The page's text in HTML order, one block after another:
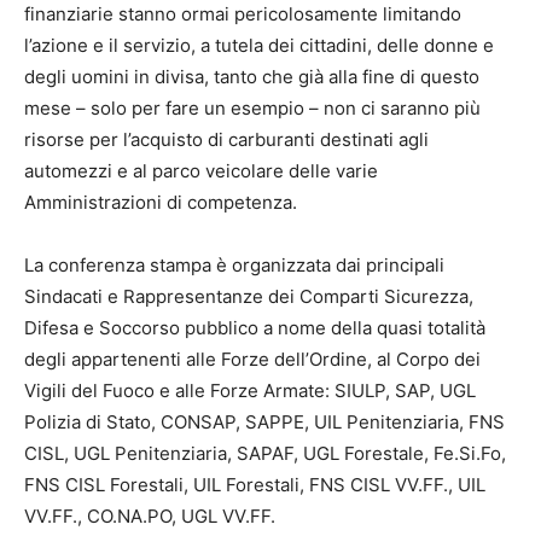
finanziarie stanno ormai pericolosamente limitando
l’azione e il servizio, a tutela dei cittadini, delle donne e
degli uomini in divisa, tanto che già alla fine di questo
mese – solo per fare un esempio – non ci saranno più
risorse per l’acquisto di carburanti destinati agli
automezzi e al parco veicolare delle varie
Amministrazioni di competenza.
La conferenza stampa è organizzata dai principali
Sindacati e Rappresentanze dei Comparti Sicurezza,
Difesa e Soccorso pubblico a nome della quasi totalità
degli appartenenti alle Forze dell’Ordine, al Corpo dei
Vigili del Fuoco e alle Forze Armate: SIULP, SAP, UGL
Polizia di Stato, CONSAP, SAPPE, UIL Penitenziaria, FNS
CISL, UGL Penitenziaria, SAPAF, UGL Forestale, Fe.Si.Fo,
FNS CISL Forestali, UIL Forestali, FNS CISL VV.FF., UIL
VV.FF., CO.NA.PO, UGL VV.FF.